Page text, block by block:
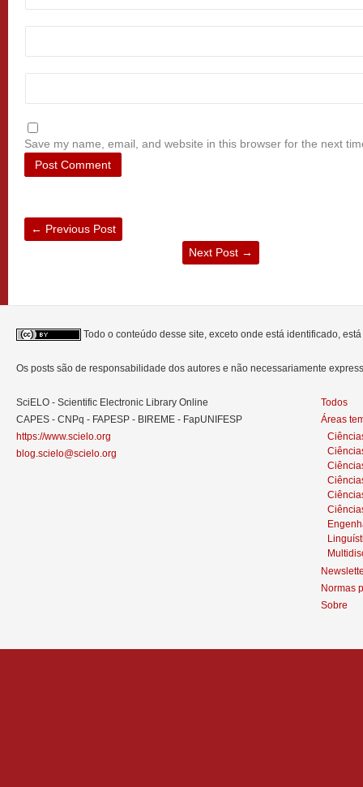
Save my name, email, and website in this browser for the next
← Previous Post
Next Post →
Todo o conteúdo desse site, exceto onde está identificado,
Os posts são de responsabilidade dos autores e não necessariamente
SciELO - Scientific Electronic Library Online
CAPES - CNPq - FAPESP - BIREME - FapUNIFESP
https://www.scielo.org
blog.scielo@scielo.org
Todos
Áreas
Normas
Sobre